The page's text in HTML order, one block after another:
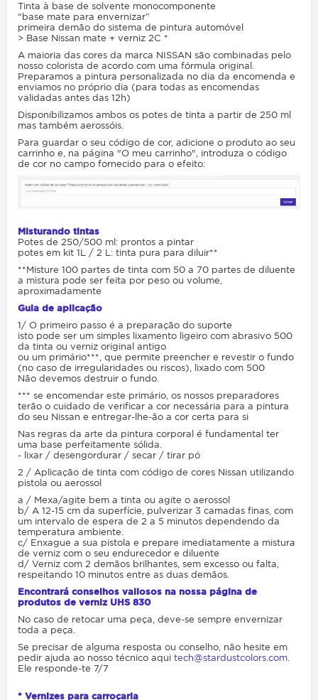
Tinta à base de solvente monocomponente
“base mate para envernizar”
primeira demão do sistema de pintura automóvel
> Base Nissan mate + verniz 2C *
A maioria das cores da marca NISSAN são combinadas pelo
nosso colorista de acordo com uma fórmula original.
Preparamos a pintura personalizada no dia da encomenda e
enviamos no próprio dia (para todas as encomendas
validadas antes das 12h)
Disponibilizamos ambos os potes de tinta a partir de 250 ml
mas também aerossóis.
Para guardar o seu código de cor, adicione o produto ao seu
carrinho e, na página "O meu carrinho", introduza o código
de cor no campo fornecido para o efeito:
Misturando tintas
Potes de 250/500 ml: prontos a pintar
potes em kit 1L / 2 L: tinta pura para diluir**
**Misture 100 partes de tinta com 50 a 70 partes de diluente
a mistura pode ser feita por peso ou volume,
aproximadamente
Guia de aplicação
1/ O primeiro passo é a preparação do suporte
isto pode ser um simples lixamento ligeiro com abrasivo 500
da tinta ou verniz original antigo
ou um primário***, que permite preencher e revestir o fundo
(no caso de irregularidades ou riscos), lixado com 500
Não devemos destruir o fundo.
*** se encomendar este primário, os nossos preparadores
terão o cuidado de verificar a cor necessária para a pintura
do seu Nissan e entregar-lhe-ão a cor certa para si
Nas regras da arte da pintura corporal é fundamental ter
uma base perfeitamente sólida.
- lixar / desengordurar / secar / tirar pó
2 / Aplicação de tinta com código de cores Nissan utilizando
pistola ou aerossol
a / Mexa/agite bem a tinta ou agite o aerossol
b/ A 12-15 cm da superfície, pulverizar 3 camadas finas, com
um intervalo de espera de 2 a 5 minutos dependendo da
temperatura ambiente.
c/ Enxague a sua pistola e prepare imediatamente a mistura
de verniz com o seu endurecedor e diluente
d/ Verniz com 2 demãos brilhantes, sem excesso ou falta,
respeitando 10 minutos entre as duas demãos.
Encontrará conselhos valiosos na nossa página de
produtos de verniz UHS 830
No caso de retocar uma peça, deve-se sempre envernizar
toda a peça.
Se precisar de alguma resposta ou conselho, não hesite em
pedir ajuda ao nosso técnico aqui tech@stardustcolors.com.
Ele responde-te 7/7
* Vernizes para carroçaria